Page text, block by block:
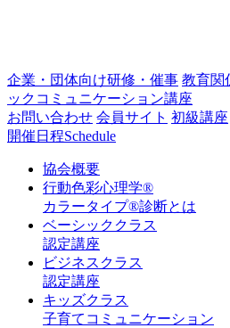
企業・団体向け研修・催事 教育関
ックコミュニケーション講座
お問い合わせ 会員サイト 初級講座
開催日程Schedule
協会概要
行動色彩心理学®
カラータイプ®診断とは
ベーシッククラス
認定講座
ビジネスクラス
認定講座
キッズクラス
子育てコミュニケーション